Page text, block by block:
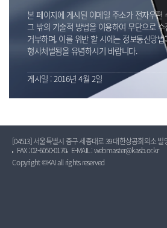
본 페이지에 게시된 이메일 주소가 전자우편
그 밖의 기술적 방법을 이용하여 무단으로 수
거부하며, 이를 위반 할 시에는 정보통신망법
형사처벌됨을 유념하시기 바랍니다.
게시일 : 2016년 4월 2일
[04513] 서울특별시 중구 세종대로 39 대한상공회의소 빌
FAX : 02-6050-0170
E-MAIL : webmaster@kasb.or.kr
Copyright ©KAI all rights reserved